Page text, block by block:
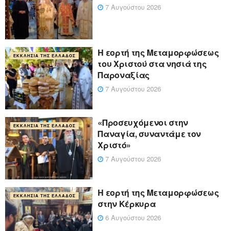
7 Αυγούστου 2026
ΕΚΚΛΗΣΊΑ ΤΗΣ ΕΛΛΆΔΟΣ
Η εορτή της Μεταμορφώσεως
του Χριστού στα νησιά της
Παροναξίας
7 Αυγούστου 2026
ΕΚΚΛΗΣΊΑ ΤΗΣ ΕΛΛΆΔΟΣ
«Προσευχόμενοι στην
Παναγία, συναντάμε τον
Χριστό»
7 Αυγούστου 2026
ΕΚΚΛΗΣΊΑ ΤΗΣ ΕΛΛΆΔΟΣ
Η εορτή της Μεταμορφώσεως
στην Κέρκυρα
6 Αυγούστου 2026